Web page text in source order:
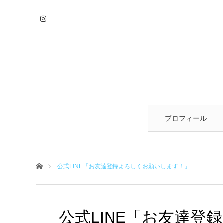
プロフィール
ホーム公式LINE「お友達登録よろしくお願いします！」
公式LINE「お友達登